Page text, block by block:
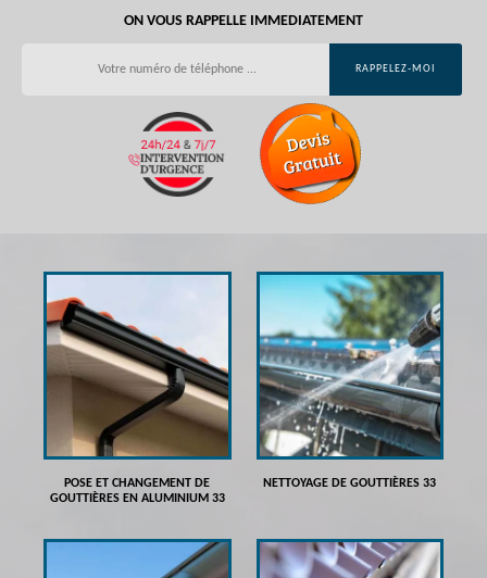
ON VOUS RAPPELLE IMMEDIATEMENT
POSE ET CHANGEMENT DE
GOUTTIÈRES EN ALUMINIUM 33
NETTOYAGE DE GOUTTIÈRES 33